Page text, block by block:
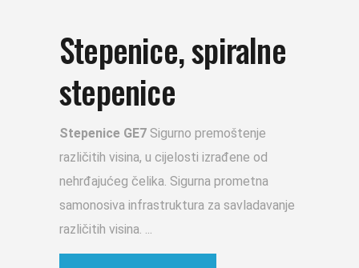
Stepenice, spiralne
stepenice
Stepenice GE7 Sigurno premoštenje
različitih visina, u cijelosti izrađene od
nehrđajućeg čelika. Sigurna prometna
samonosiva infrastruktura za savladavanje
različitih visina.